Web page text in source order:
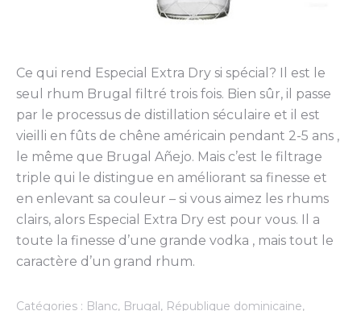
Ce qui rend Especial Extra Dry si spécial? Il est le
seul rhum Brugal filtré trois fois. Bien sûr, il passe
par le processus de distillation séculaire et il est
vieilli en fûts de chêne américain pendant 2-5 ans ,
le même que Brugal Añejo. Mais c’est le filtrage
triple qui le distingue en améliorant sa finesse et
en enlevant sa couleur – si vous aimez les rhums
clairs, alors Especial Extra Dry est pour vous. Il a
toute la finesse d’une grande vodka , mais tout le
caractère d’un grand rhum.
Catégories : Blanc, Brugal, République dominicaine,